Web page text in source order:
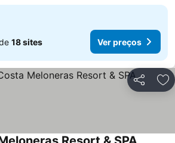
18 sites Ver preços
Partilhar